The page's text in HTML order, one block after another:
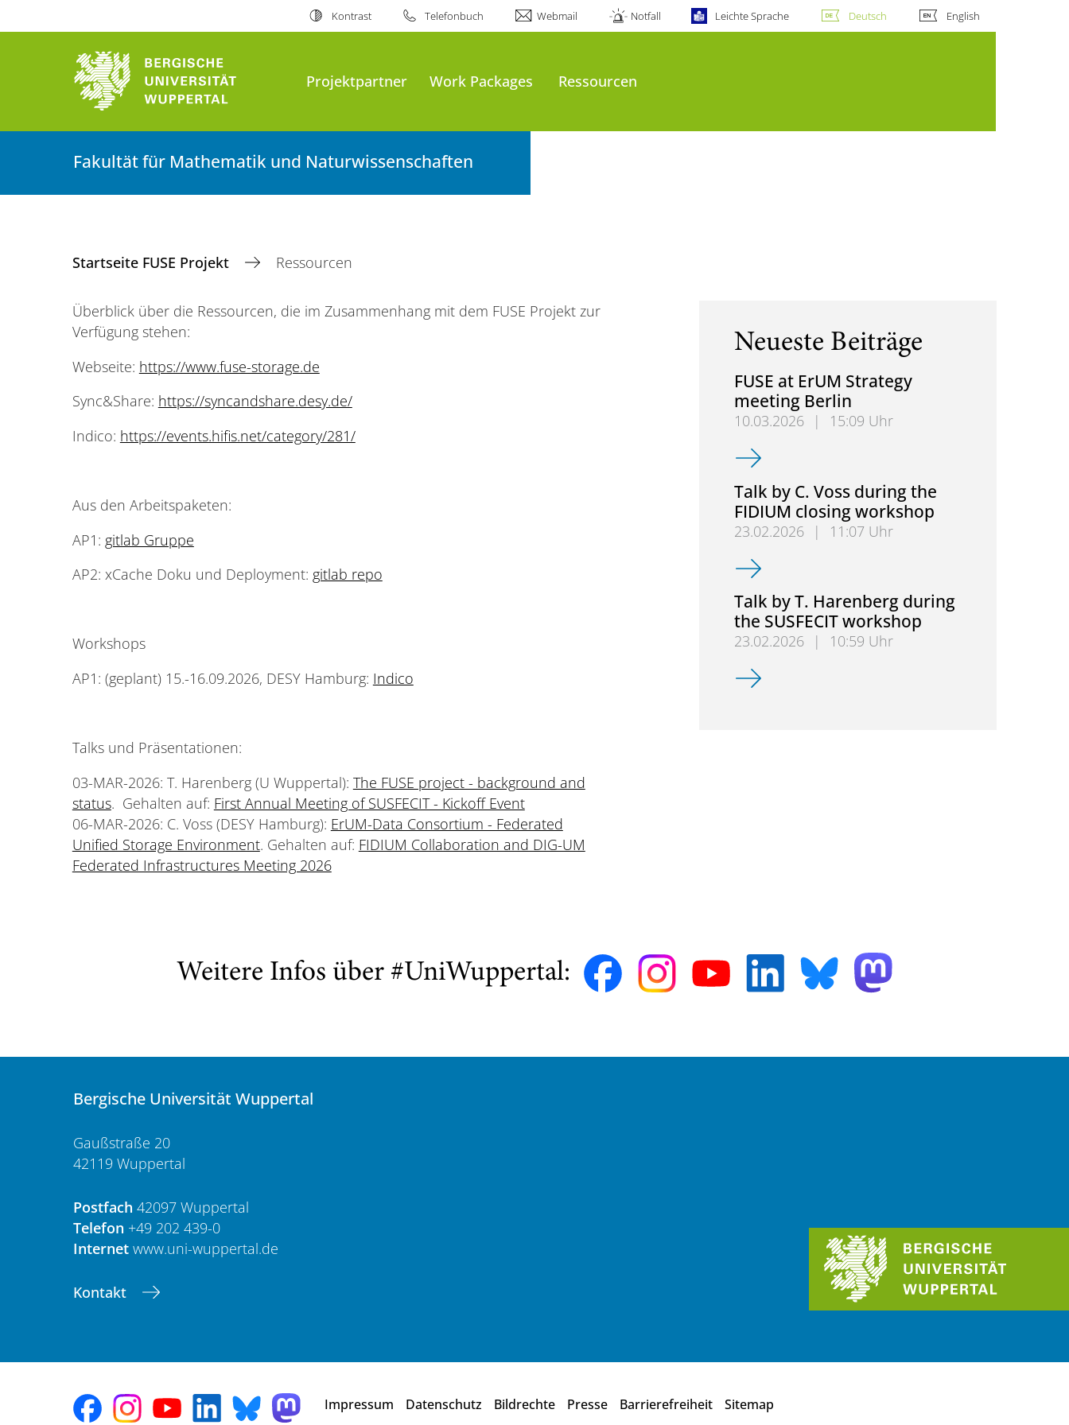
Kontrast Telefonbuch Webmail Notfall Leichte Sprache Deutsch English
Projektpartner Work Packages Ressourcen
Fakultät für Mathematik und Naturwissenschaften
Startseite FUSE Projekt Ressourcen
Überblick über die Ressourcen, die im Zusammenhang mit dem FUSE Projekt zur
Verfügung stehen:
Webseite: https://www.fuse-storage.de
Sync&Share: https://syncandshare.desy.de/
Indico: https://events.hifis.net/category/281/
Aus den Arbeitspaketen:
AP1: gitlab Gruppe
AP2: xCache Doku und Deployment: gitlab repo
Workshops
AP1: (geplant) 15.-16.09.2026, DESY Hamburg: Indico
Talks und Präsentationen:
03-MAR-2026: T. Harenberg (U Wuppertal): The FUSE project - background and
status. Gehalten auf: First Annual Meeting of SUSFECIT - Kickoff Event
06-MAR-2026: C. Voss (DESY Hamburg): ErUM-Data Consortium - Federated
Unified Storage Environment. Gehalten auf: FIDIUM Collaboration and DIG-UM
Federated Infrastructures Meeting 2026
Neueste Beiträge
FUSE at ErUM Strategy
meeting Berlin
10.03.2026 |
15:09 Uhr
FUSE at ErUM Strategy meeting Berlin
Talk by C. Voss during the
FIDIUM closing workshop
23.02.2026 |
11:07 Uhr
Talk by C. Voss during the FIDIUM closing workshop
Talk by T. Harenberg during
the SUSFECIT workshop
23.02.2026 |
10:59 Uhr
Talk by T. Harenberg during the SUSFECIT
Weitere Infos über #UniWuppertal:
Bergische Universität Wuppertal
Gaußstraße 20
42119 Wuppertal
Postfach 42097 Wuppertal
Telefon +49 202 439-0
Internet www.uni-wuppertal.de
Kontakt
Impressum Datenschutz Bildrechte Presse Barrierefreiheit Sitemap